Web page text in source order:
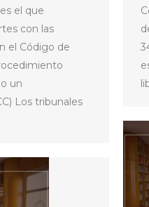
el que
con las
el Código de
un
Los tribunales